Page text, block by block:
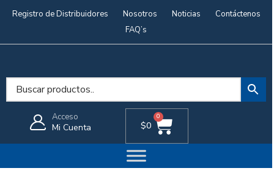
Registro de Distribuidores Nosotros Noticias
Contáctenos
FAQ’s
Acceso
Mi Cuenta $0
0